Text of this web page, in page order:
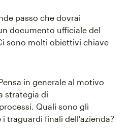
passo che dovrai
documento ufficiale del
sono molti obiettivi chiave
in generale al motivo
strategia di
Quali sono gli
traguardi finali dell'azienda?